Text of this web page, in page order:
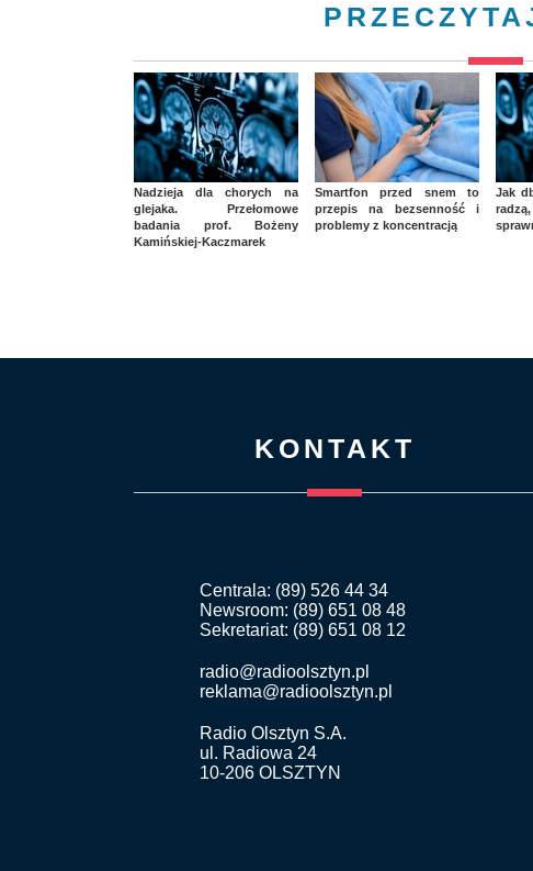
Nadzieja dla chorych na
glejaka. Przełomowe
badania prof. Bożeny
Kamińskiej-Kaczmarek
Smartfon przed snem to
przepis na bezsenność i
problemy z koncentracją
Jak
KONTAKT
Centrala: (89) 526 44 34
Newsroom: (89) 651 08 48
Sekretariat: (89) 651 08 12
radio@radioolsztyn.pl
reklama@radioolsztyn.pl
Radio Olsztyn S.A.
ul. Radiowa 24
10-206 OLSZTYN